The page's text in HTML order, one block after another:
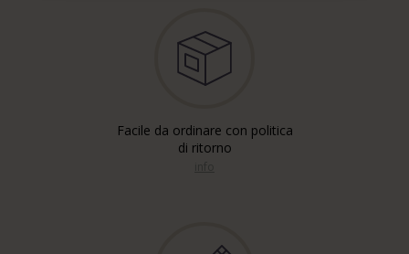
Facile da ordinare con politica
di ritorno